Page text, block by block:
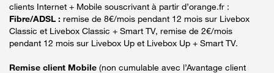
clients Internet + Mobile souscrivant à partir d’orange.fr :
Fibre/ADSL : remise de 8€/mois pendant 12 mois sur Livebox
Classic et Livebox Classic + Smart TV, remise de 2€/mois
pendant 12 mois sur Livebox Up et Livebox Up + Smart TV.
Remise client Mobile (non cumulable avec l’Avantage client